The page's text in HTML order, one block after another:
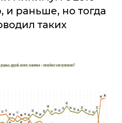
и раньше, но тогда
таких